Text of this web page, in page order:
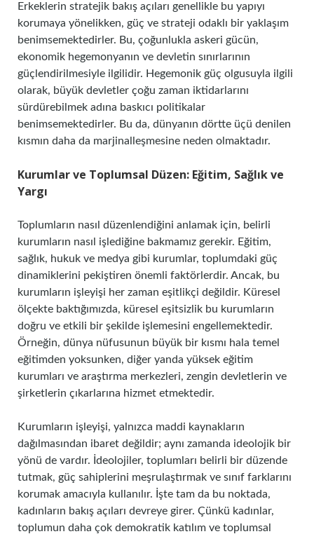
Erkeklerin stratejik bakış açıları genellikle bu yapıyı
korumaya yönelikken, güç ve strateji odaklı bir yaklaşım
benimsemektedirler. Bu, çoğunlukla askeri gücün,
ekonomik hegemonyanın ve devletin sınırlarının
güçlendirilmesiyle ilgilidir. Hegemonik güç olgusuyla ilgili
olarak, büyük devletler çoğu zaman iktidarlarını
sürdürebilmek adına baskıcı politikalar
benimsemektedirler. Bu da, dünyanın dörtte üçü denilen
kısmın daha da marjinalleşmesine neden olmaktadır.
Kurumlar ve Toplumsal Düzen: Eğitim, Sağlık ve
Yargı
Toplumların nasıl düzenlendiğini anlamak için, belirli
kurumların nasıl işlediğine bakmamız gerekir. Eğitim,
sağlık, hukuk ve medya gibi kurumlar, toplumdaki güç
dinamiklerini pekiştiren önemli faktörlerdir. Ancak, bu
kurumların işleyişi her zaman eşitlikçi değildir. Küresel
ölçekte baktığımızda, küresel eşitsizlik bu kurumların
doğru ve etkili bir şekilde işlemesini engellemektedir.
Örneğin, dünya nüfusunun büyük bir kısmı hala temel
eğitimden yoksunken, diğer yanda yüksek eğitim
kurumları ve araştırma merkezleri, zengin devletlerin ve
şirketlerin çıkarlarına hizmet etmektedir.
Kurumların işleyişi, yalnızca maddi kaynakların
dağılmasından ibaret değildir; aynı zamanda ideolojik bir
yönü de vardır. İdeolojiler, toplumları belirli bir düzende
tutmak, güç sahiplerini meşrulaştırmak ve sınıf farklarını
korumak amacıyla kullanılır. İşte tam da bu noktada,
kadınların bakış açıları devreye girer. Çünkü kadınlar,
toplumun daha çok demokratik katılım ve toplumsal